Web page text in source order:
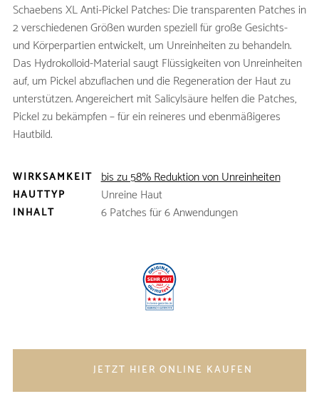
Schaebens XL Anti-Pickel Patches: Die transparenten Patches in
2 verschiedenen Größen wurden speziell für große Gesichts-
und Körperpartien entwickelt, um Unreinheiten zu behandeln.
Das Hydrokolloid-Material saugt Flüssigkeiten von Unreinheiten
auf, um Pickel abzuflachen und die Regeneration der Haut zu
unterstützen. Angereichert mit Salicylsäure helfen die Patches,
Pickel zu bekämpfen – für ein reineres und ebenmäßigeres
Hautbild.
WIRKSAMKEIT bis zu 58% Reduktion von Unreinheiten
HAUTTYP Unreine Haut
INHALT 6 Patches für 6 Anwendungen
JETZT HIER ONLINE KAUFEN